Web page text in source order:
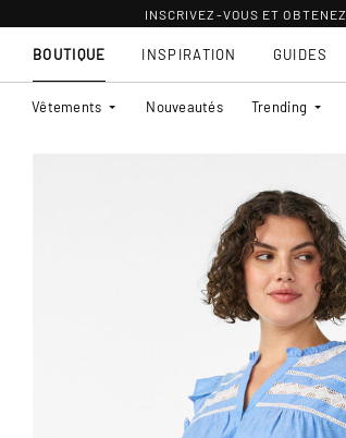
INSCRIVEZ-VOUS ET OBTENEZ
BOUTIQUE
Vêtements Nouveautés Trending
INSPIRATION GUIDES